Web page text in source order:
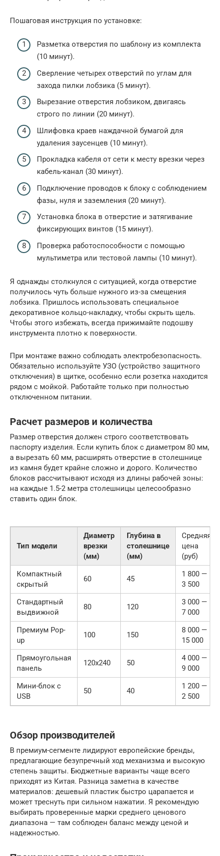
Пошаговая инструкция по установке:
Разметка отверстия по шаблону из комплекта
(10 минут).
Сверление четырех отверстий по углам для
захода пилки лобзика (5 минут).
Вырезание отверстия лобзиком, двигаясь
строго по линии (20 минут).
Шлифовка краев наждачной бумагой для
удаления заусенцев (10 минут).
Прокладка кабеля от сети к месту врезки через
кабель-канал (30 минут).
Подключение проводов к блоку с соблюдением
фазы, нуля и заземления (20 минут).
Установка блока в отверстие и затягивание
фиксирующих винтов (15 минут).
Проверка работоспособности с помощью
мультиметра или тестовой лампы (10 минут).
Я однажды столкнулся с ситуацией, когда отверстие
получилось чуть больше нужного из-за смещения
лобзика. Пришлось использовать специальное
декоративное кольцо-накладку, чтобы скрыть щель.
Чтобы этого избежать, всегда прижимайте подошву
инструмента плотно к поверхности.
При монтаже важно соблюдать электробезопасность.
Обязательно используйте УЗО (устройство защитного
отключения) в щитке, особенно если розетка находится
рядом с мойкой. Работайте только при полностью
отключенном питании.
Расчет размеров и количества
Размер отверстия должен строго соответствовать
паспорту изделия. Если купить блок с диаметром 80 мм,
а вырезать 60 мм, расширять отверстие в столешнице
из камня будет крайне сложно и дорого. Количество
блоков рассчитывают исходя из длины рабочей зоны:
на каждые 1.5-2 метра столешницы целесообразно
ставить один блок.
Тип модели
Диаметр
врезки
(мм)
Глубина в
столешнице
(мм)
Средняя
цена
(руб)
Компактный
скрытый
60 45
1 800 —
3 500
Стандартный
выдвижной
80 120
3 000 —
7 000
Премиум Pop-
up
100 150
8 000 —
15 000
Прямоугольная
панель
120х240 50
4 000 —
9 000
Мини-блок с
USB
50 40
1 200 —
2 500
Обзор производителей
В премиум-сегменте лидируют европейские бренды,
предлагающие безупречный ход механизма и высокую
степень защиты. Бюджетные варианты чаще всего
приходят из Китая. Разница заметна в качестве
материалов: дешевый пластик быстро царапается и
может треснуть при сильном нажатии. Я рекомендую
выбирать проверенные марки среднего ценового
диапазона — там соблюден баланс между ценой и
надежностью.